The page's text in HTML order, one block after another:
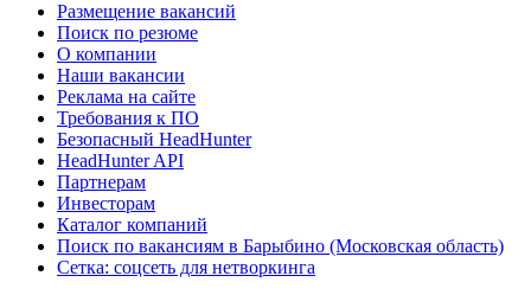
Размещение вакансий
Поиск по резюме
О компании
Наши вакансии
Реклама на сайте
Требования к ПО
Безопасный HeadHunter
HeadHunter API
Партнерам
Инвесторам
Каталог компаний
Поиск по вакансиям в Барыбино (Московская область)
Сетка: соцсеть для нетворкинга